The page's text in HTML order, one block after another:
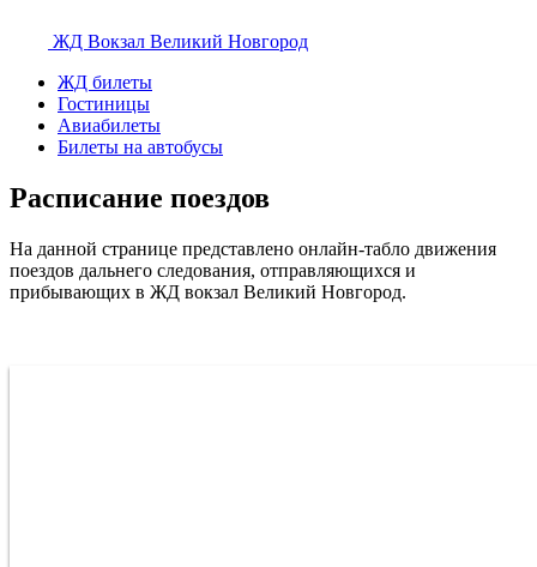
ЖД Вокзал Великий Новгород
ЖД билеты
Гостиницы
Авиабилеты
Билеты на автобусы
Расписание поездов
На данной странице представлено онлайн-табло движения
поездов дальнего следования, отправляющихся и
прибывающих в ЖД вокзал Великий Новгород.